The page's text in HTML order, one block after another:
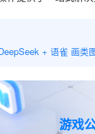
+ 语雀 画类
游戏